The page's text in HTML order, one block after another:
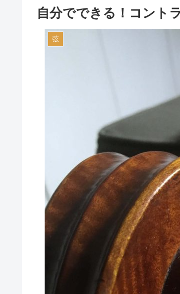
自分でできる！コント
弦